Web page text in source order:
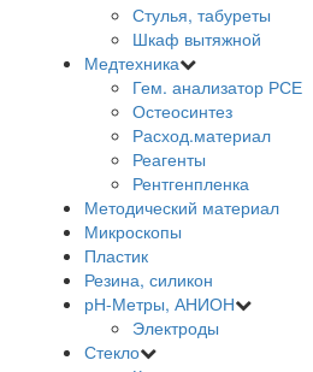
Стулья, табуреты
Шкаф вытяжной
Медтехника
Гем. анализатор РСЕ
Остеосинтез
Расход.материал
Реагенты
Рентгенпленка
Методический материал
Микроскопы
Пластик
Резина, силикон
рН-Метры, АНИОН
Электроды
Стекло